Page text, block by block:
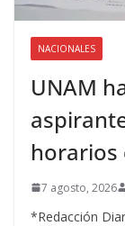
NACIONALES
UNAM
horarios
7 agosto, 2026
*Redacción